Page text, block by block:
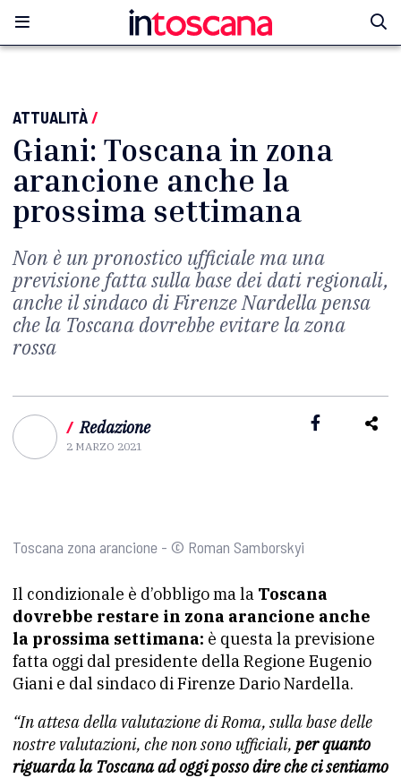
ATTUALITÀ/
Giani: Toscana in zona
arancione anche la
prossima settimana
Non è un pronostico ufficiale ma una
previsione fatta sulla base dei dati regionali,
anche il sindaco di Firenze Nardella pensa
che la Toscana dovrebbe evitare la zona
rossa
/ Redazione
2 MARZO 2021
Toscana zona arancione - © Roman Samborskyi
Il condizionale è d’obbligo ma la Toscana
dovrebbe restare in zona arancione anche
la prossima settimana: è questa la previsione
fatta oggi dal presidente della Regione Eugenio
Giani e dal sindaco di Firenze Dario Nardella.
“In attesa della valutazione diRoma, sulla base delle
nostre valutazioni, che non sono ufficiali, per quanto
riguarda la Toscana ad oggi posso dire checi sentiamo